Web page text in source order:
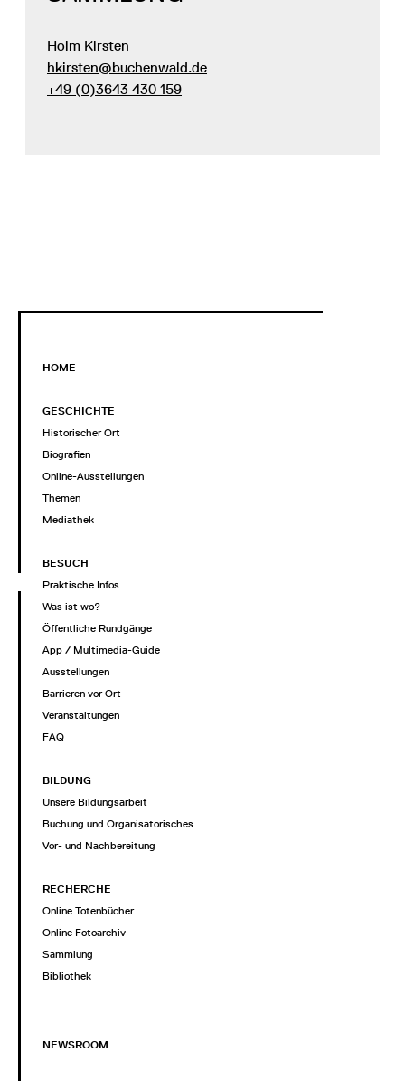
Holm Kirsten
hkirsten@buchenwald.de
+49 (0)3643 430 159
HOME
GESCHICHTE
Historischer Ort
Biografien
Online-Ausstellungen
Themen
Mediathek
BESUCH
Praktische Infos
Was ist wo?
Öffentliche Rundgänge
App / Multimedia-Guide
Ausstellungen
Barrieren vor Ort
Veranstaltungen
FAQ
BILDUNG
Unsere Bildungsarbeit
Buchung und Organisatorisches
Vor- und Nachbereitung
RECHERCHE
Online Totenbücher
Online Fotoarchiv
Sammlung
Bibliothek
NEWSROOM